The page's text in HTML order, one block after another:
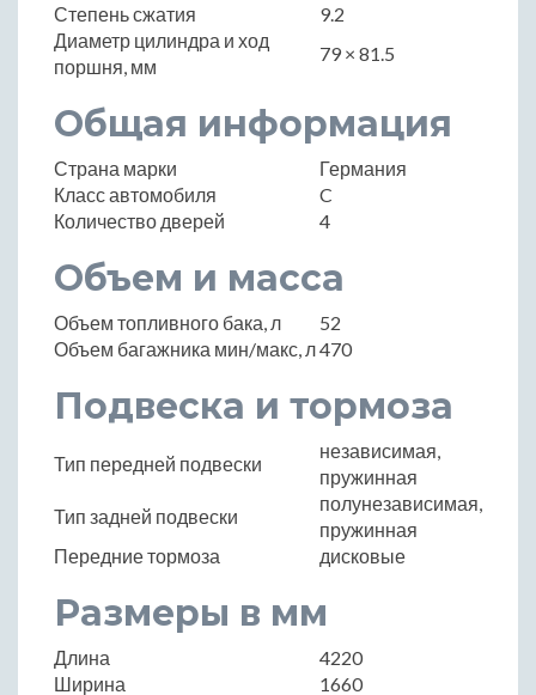
Степень сжатия
9.2
Диаметр цилиндра и ход
поршня, мм
79 × 81.5
Общая информация
Страна марки
Германия
Класс автомобиля
C
Количество дверей
4
Объем и масса
Объем топливного бака, л
52
Объем багажника мин/макс, л470
Подвеска и тормоза
Тип передней подвески
независимая,
пружинная
Тип задней подвески
полунезависимая,
пружинная
Передние тормоза
дисковые
Размеры в мм
Длина
4220
Ширина
1660